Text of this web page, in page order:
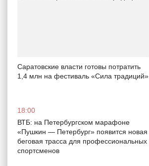
Саратовские власти готовы потратить
1,4 млн на фестиваль «Сила традиций»
18:00
ВТБ: на Петербургском марафоне
«Пушкин — Петербург» появится новая
беговая трасса для профессиональных
спортсменов